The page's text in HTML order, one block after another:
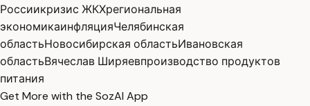
Россиикризис ЖКХрегиональная
экономикаинфляцияЧелябинская
областьНовосибирская областьИвановская
областьВячеслав Ширяевпроизводство продуктов
питания
Get More with the SozAI App